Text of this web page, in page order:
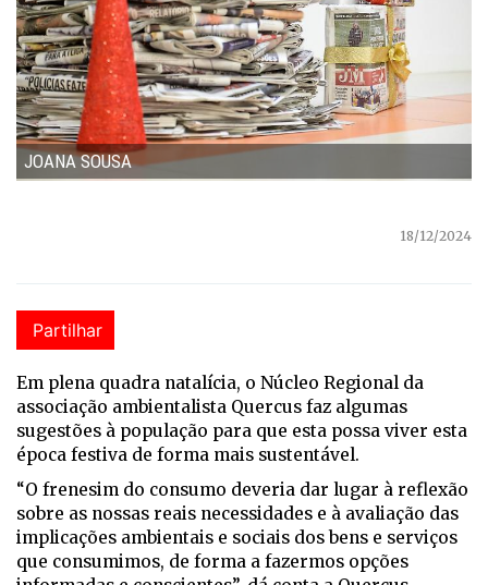
JOANA SOUSA
18/12/2024
Partilhar
Em plena quadra natalícia, o Núcleo Regional da
associação ambientalista Quercus faz algumas
sugestões à população para que esta possa viver esta
época festiva de forma mais sustentável.
“O frenesim do consumo deveria dar lugar à reflexão
sobre as nossas reais necessidades e à avaliação das
implicações ambientais e sociais dos bens e serviços
que consumimos, de forma a fazermos opções